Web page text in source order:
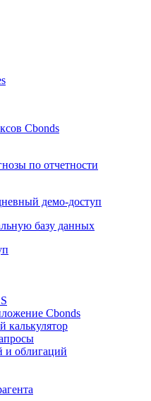
ставок
Cbonds
базу данных
Cbonds